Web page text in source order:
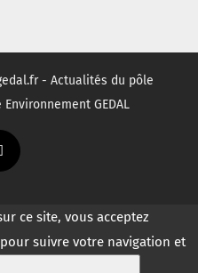
- Actualités du pôle
GEDAL
ce site, vous acceptez
suivre votre navigation et